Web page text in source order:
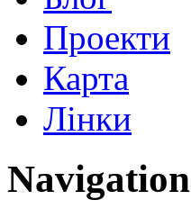
Проекти
Карта
Лінки
Navigation